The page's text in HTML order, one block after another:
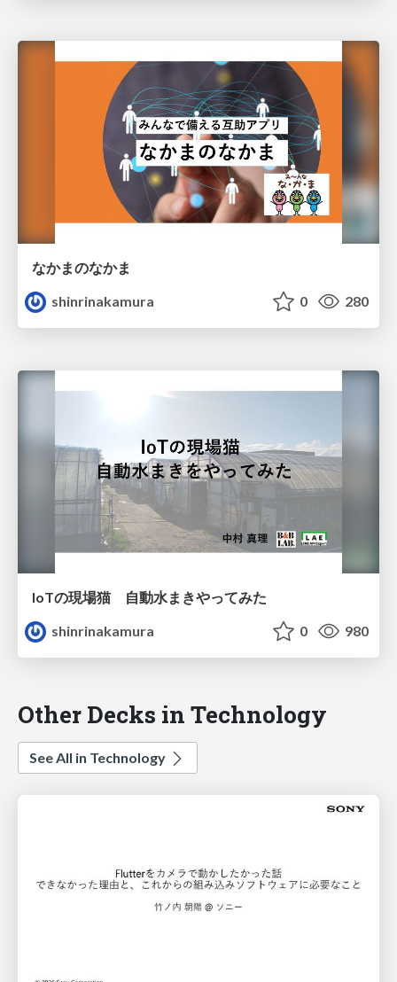
なかまのなかま
shinrinakamura
0 280
IoTの現場猫 自動水まきやってみた
shinrinakamura
0 980
Other Decks in Technology
See All in Technology